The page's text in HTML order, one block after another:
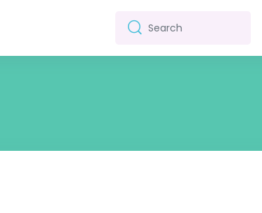
Search
Search